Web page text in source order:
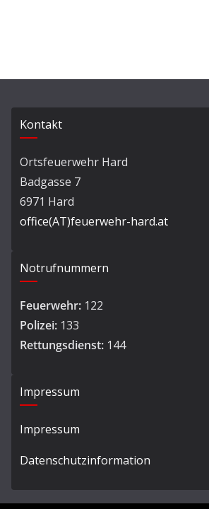
Kontakt
Ortsfeuerwehr Hard
Badgasse 7
6971 Hard
office(AT)feuerwehr-hard.at
Notrufnummern
Feuerwehr: 122
Polizei: 133
Rettungsdienst: 144
Impressum
Impressum
Datenschutzinformation